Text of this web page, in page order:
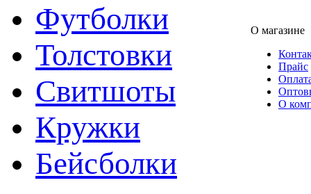
Футболки
Толстовки
Свитшоты
Кружки
Бейсболки
О магазине
Прайс
О